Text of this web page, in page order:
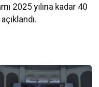
2025 yılına kadar 40